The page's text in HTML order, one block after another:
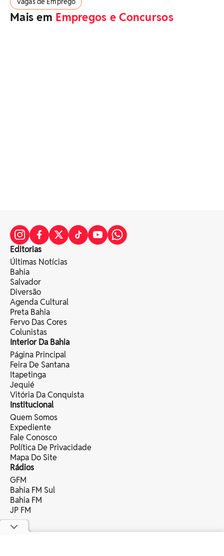
Mais em Empregos e Concursos
Editorias
Últimas Notícias
Bahia
Salvador
Diversão
Agenda Cultural
Preta Bahia
Fervo Das Cores
Colunistas
Interior Da Bahia
Página Principal
Feira De Santana
Itapetinga
Jequié
Vitória Da Conquista
Institucional
Quem Somos
Expediente
Fale Conosco
Política De Privacidade
Mapa Do Site
Rádios
GFM
Bahia FM Sul
Bahia FM
JP FM